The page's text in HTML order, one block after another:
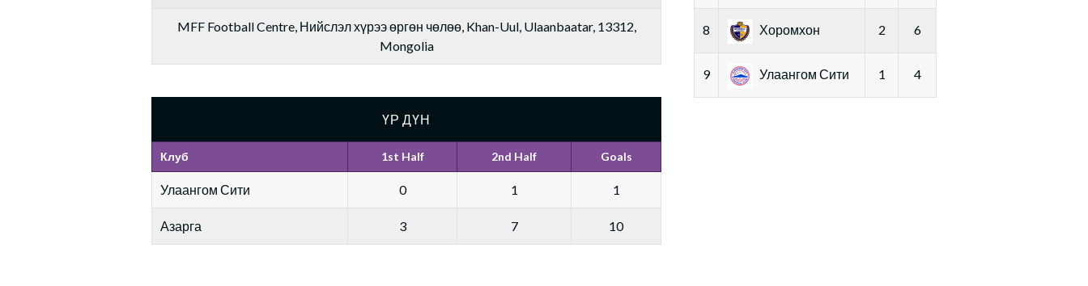
MFF Football Centre, Нийслэл хүрээ өргөн чөлөө, Khan-Uul, Ulaanbaatar, 13312,
Mongolia
ҮР ДҮН
Клуб 1st Half 2nd Half Goals
Улаангом Сити 0 1 1
Азарга 3 7 10
8 Хоромхон 2 6
9 Улаангом Сити 1 4